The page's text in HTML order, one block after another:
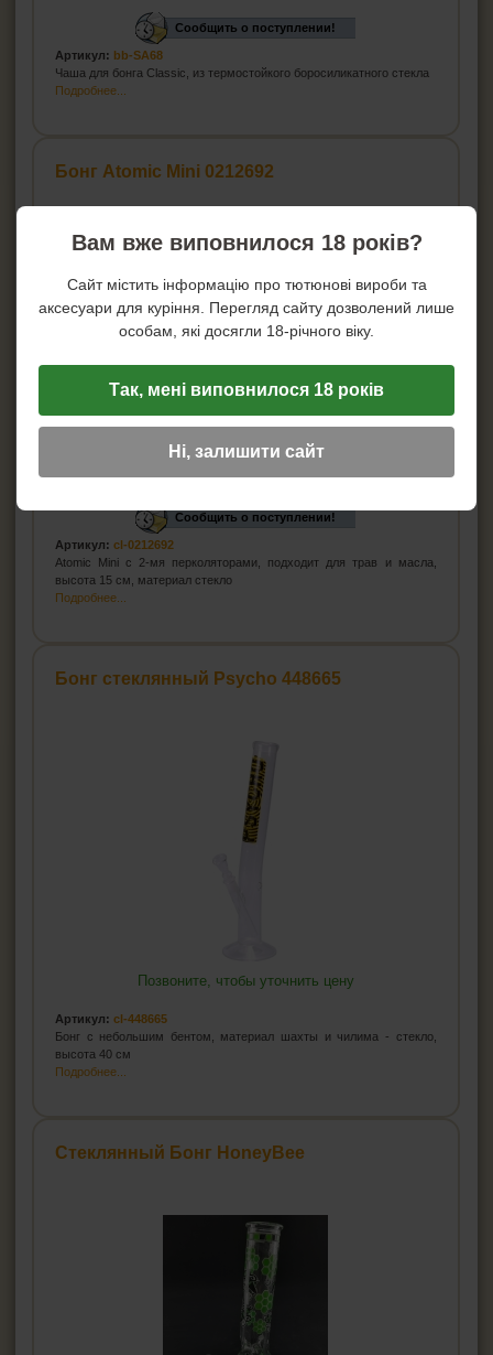
Сообщить о поступлении!
Артикул: bb-SA68
Чаша для бонга Classic, из термостойкого боросиликатного стекла
Подробнее...
Бонг Atomic Mini 0212692
Цена:1 037грн.
Сообщить о поступлении!
Артикул: cl-0212692
Atomic Mini с 2-мя перколяторами, подходит для трав и масла,
высота 15 см, материал стекло
Подробнее...
Бонг стеклянный Psycho 448665
Позвоните, чтобы уточнить цену
Артикул: cl-448665
Бонг с небольшим бентом, материал шахты и чилима - стекло,
высота 40 см
Подробнее...
Стеклянный Бонг HoneyBee
Вам вже виповнилося 18 років?
Сайт містить інформацію про тютюнові вироби та
аксесуари для куріння. Перегляд сайту дозволений лише
особам, які досягли 18-річного віку.
Так, мені виповнилося 18 років
Ні, залишити сайт